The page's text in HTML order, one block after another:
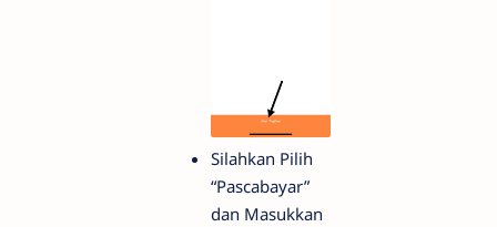
Silahkan Pilih
“Pascabayar”
dan Masukkan